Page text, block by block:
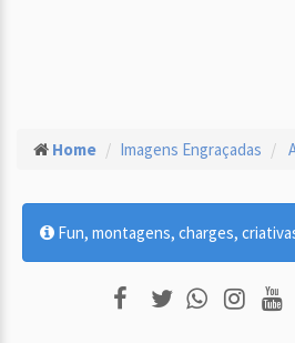
Home Imagens Engraçadas
Fun, montagens, charges,